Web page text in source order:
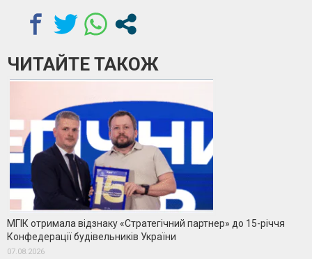
ЧИТАЙТЕ ТАКОЖ
МГІК отримала відзнаку «Стратегічний партнер» до 15-річчя
Конфедерації будівельників України
07.08.2026